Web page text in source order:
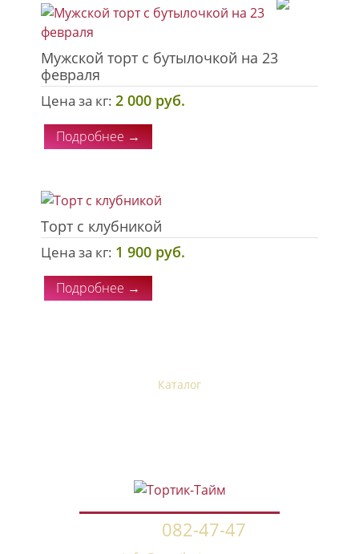
Мужской торт с бутылочкой на 23
февраля
Цена за кг: 2 000 руб.
Подробнее →
Торт с клубникой
Цена за кг: 1 900 руб.
Подробнее →
Каталог
082-47-47